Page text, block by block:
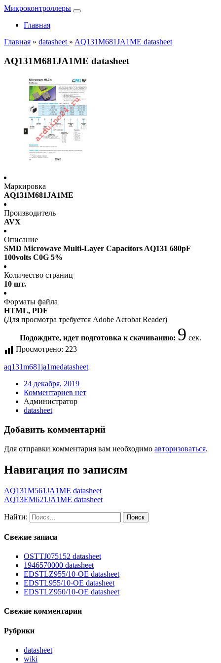
Микроконтроллеры
Главная
Главная » datasheet » AQ131M681JA1ME datasheet
AQ131M681JA1ME datasheet
Маркировка
AQ131M681JA1ME
Производитель
AVX
Описание
SMD Microwave Multi-Layer Capacitors AQ131 680pF
100volts C0G 5%
Количество страниц
10 шт.
Форматы файла
HTML, PDF
(Для просмотра требуется Adobe Acrobat Reader)
Подождите, идет подготовка к скачиванию: 9 сек.
Просмотрено: 223
aq131m681ja1medatasheet
24 декабря, 2019
Комментариев нет
Администратор
datasheet
Добавить комментарий
Для отправки комментария вам необходимо авторизоваться.
Навигация по записям
AQ131M561JA1ME datasheet
AQ13EM621JA1ME datasheet
Найти:
Свежие записи
OSTTJ075152 datasheet
1946570000 datasheet
EDSTLZ955/10-OE datasheet
EDSTL955/10-OE datasheet
EDSTLZ950/10-OE datasheet
Свежие комментарии
Рубрики
datasheet
wiki